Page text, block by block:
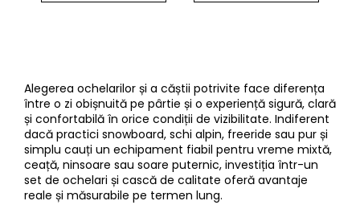
Alegerea ochelarilor și a căștii potrivite face diferența
între o zi obișnuită pe pârtie și o experiență sigură, clară
și confortabilă în orice condiții de vizibilitate. Indiferent
dacă practici snowboard, schi alpin, freeride sau pur și
simplu cauți un echipament fiabil pentru vreme mixtă,
ceață, ninsoare sau soare puternic, investiția într-un
set de ochelari și cască de calitate oferă avantaje
reale și măsurabile pe termen lung.